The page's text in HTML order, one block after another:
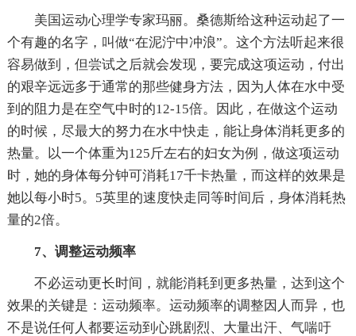
美国运动心理学专家玛丽。桑德斯给这种运动起了一
个有趣的名字，叫做“在泥泞中冲浪”。这个方法听起来很
容易做到，但尝试之后就会发现，要完成这项运动，付出
的艰辛远远多于通常的那些健身方法，因为人体在水中受
到的阻力是在空气中时的12-15倍。因此，在做这个运动
的时候，尽最大的努力在水中快走，能让身体消耗更多的
热量。以一个体重为125斤左右的妇女为例，做这项运动
时，她的身体每分钟可消耗17千卡热量，而这样的效果是
她以每小时5。5英里的速度快走同等时间后，身体消耗热
量的2倍。
7、调整运动频率
不必运动更长时间，就能消耗到更多热量，达到这个
效果的关键是：运动频率。运动频率的调整因人而异，也
不是说任何人都要运动到心跳剧烈、大量出汗、气喘吁